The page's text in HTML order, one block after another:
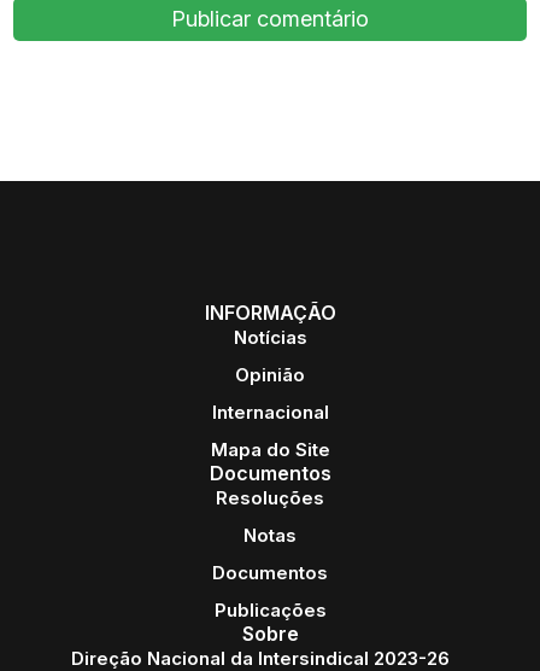
INFORMAÇÃO
Notícias
Opinião
Internacional
Mapa do Site
Documentos
Resoluções
Notas
Documentos
Publicações
Sobre
Direção Nacional da Intersindical 2023-26